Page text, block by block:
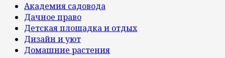
Академия садовода
Дачное право
Детская площадка и отдых
Дизайн и уют
Домашние растения